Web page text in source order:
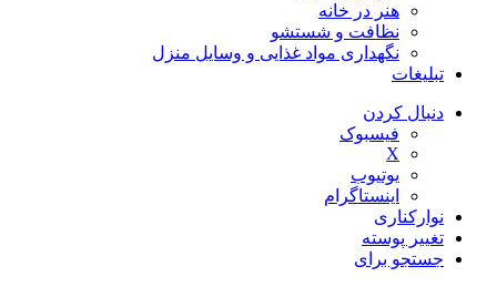
هنر در خانه
نظافت و شستشو
نگهداری مواد غذایی و وسایل منزل
تبلیغات
دنبال کردن
فیسبوک
X
یوتیوب
اینستاگرام
نوارکناری
تغییر پوسته
جستجو برای